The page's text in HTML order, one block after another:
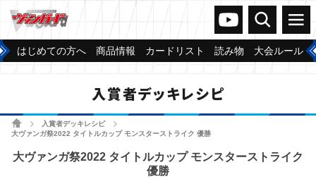
ヴァンガードch
検索 メニュー
はじめての方へ 商品情報 カードリスト 読み物 大会ルール
入賞者デッキレシピ
ホーム 入賞者デッキレシピ
大ヴァンガ祭2022 タイトルカップ モンスターストライク 優勝
大ヴァンガ祭2022 タイトルカップ モンスターストライク
優勝